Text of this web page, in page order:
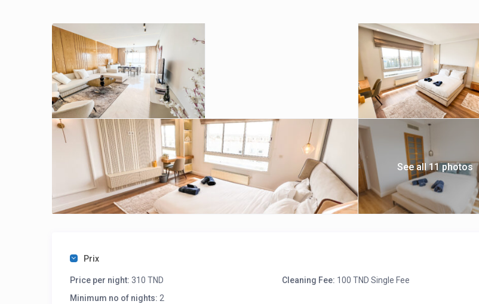
See all 11 photos
Prix
Price per night: 310 TND Cleaning Fee: 100 TND Single Fee
Minimum no of nights: 2